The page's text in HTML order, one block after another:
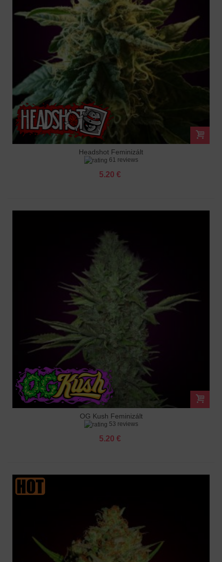
Headshot Feminizált
61 reviews
5.20 €
OG Kush Feminizált
53 reviews
5.20 €